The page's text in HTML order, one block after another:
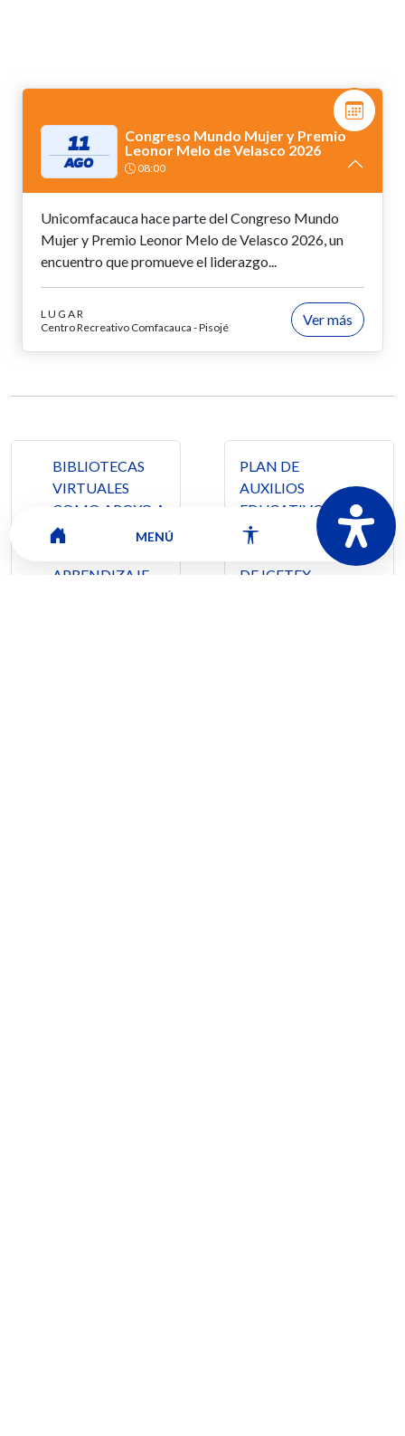
11
AGO
Congreso Mundo Mujer y Premio
Leonor Melo de Velasco 2026
08:00
Unicomfacauca hace parte del Congreso Mundo
Mujer y Premio Leonor Melo de Velasco 2026, un
encuentro que promueve el liderazgo...
LUGAR
Centro Recreativo Comfacauca - Pisojé
Ver más
BIBLIOTECAS
VIRTUALES
COMO APOYO A
LOS PROCESOS
APRENDIZAJE
PLAN DE
AUXILIOS
EDUCATIVOS
PARA
BENEFICIARIOS
DE ICETEX
MENÚ